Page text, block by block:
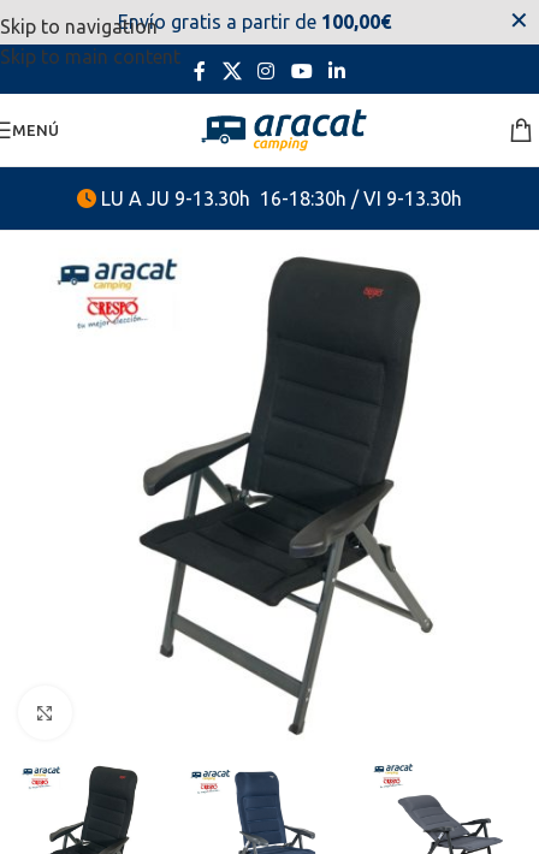
Skip to navigation
Skip to main content
estaremos disponibles. Disculpen las molestias.
MENÚ
LU A JU 9-13.30h 16-18:30h / VI 9-13.30h
Envío gratis a partir de 100,00€ ✕